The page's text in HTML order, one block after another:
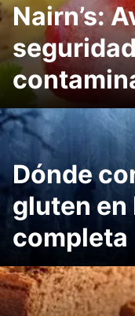
Nairn’s:
Dónde
gluten en
completa